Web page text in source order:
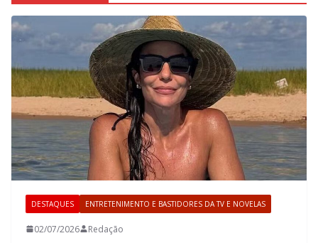
DESTAQUES ENTRETENIMENTO E BASTIDORES DA TV E NOVELAS
02/07/2026 Redação